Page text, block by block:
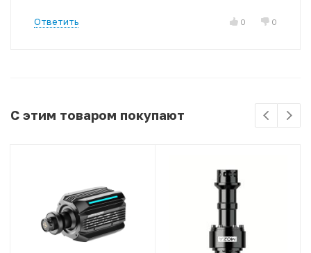
Ответить 0 0
С этим товаром покупают